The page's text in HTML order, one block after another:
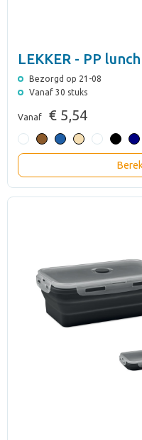
LEKKER - PP
Bezorgd op 21-08
Vanaf 30 stuks
Vanaf € 5,54